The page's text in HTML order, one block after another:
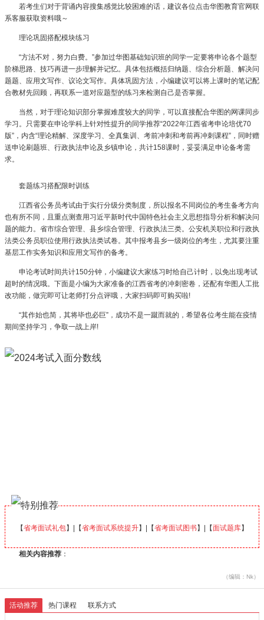
若考生们对于背诵内容搜集感觉比较困难的话，建议各位点击华图教育官网联
系客服获取资料哦～
理论巩固搭配模块练习
“方法不对，努力白费。”参加过华图基础知识班的同学一定要将申论各个题型
阶梯思路、技巧再进一步理解并记忆。具体包括概括归纳题、综合分析题、解决问
题题、应用文写作、议论文写作。具体巩固方法，小编建议可以将上课时的笔记配
合教材先回顾，再联系一道对应题型的练习来检测自己是否掌握。
当然，对于理论知识部分掌握难度较大的同学，可以直接配合华图的网课同步
学习。只需要在申论学科上针对性提升的同学推荐“2022年江西省考申论培优70
版”，内含“理论精解、深度学习、全真集训、考前冲刺和考前再冲刺课程”，同时赠
送申论刷题班、行政执法申论及乡镇申论，共计158课时，妥妥满足申论备考需
求。
套题练习搭配限时训练
江西省公务员考试由于实行分级分类制度，所以报名不同岗位的考生备考方向
也有所不同，且重点测查用习近平新时代中国特色社会主义思想指导分析和解决问
题的能力。省市综合管理、县乡综合管理、行政执法三类。公安机关职位和行政执
法类公务员职位使用行政执法类试卷。其中报考县乡一级岗位的考生，尤其要注重
基层工作实务知识和应用文写作的备考。
申论考试时间共计150分钟，小编建议大家练习时给自己计时，以免出现考试
超时的情况哦。下面是小编为大家准备的江西省考的冲刺密卷，还配有华图人工批
改功能，做完即可让老师打分点评哦，大家扫码即可购买啦!
“其作始也简，其将毕也必巨”，成功不是一蹴而就的，希望各位考生能在疫情
期间坚持学习，争取一战上岸!
【省考面试礼包】|【省考面试系统提升】|【省考面试图书】|【面试题库】
相关内容推荐 ：
（编辑：Nk）
活动推荐 热门课程 联系方式